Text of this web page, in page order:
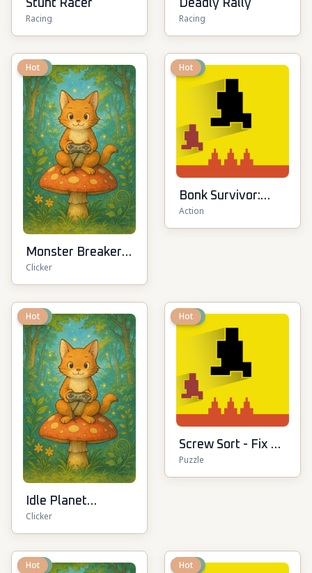
Stunt Racer
Racing
Deadly Rally
Racing
New
Hot
Monster Breaker
Idle
Clicker
New
Hot
Bonk Survivor:
Roguelike
Action
New
Hot
Idle Planet
Destroyer
Clicker
New
Hot
Screw Sort - Fix &
Match Puzzle
Puzzle
New
Hot New
Hot